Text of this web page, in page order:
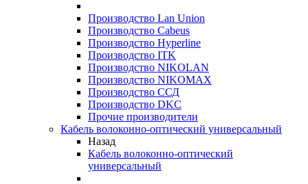
Производство Lan Union
Производство Cabeus
Производство Hyperline
Производство ITK
Производство NIKOLAN
Производство NIKOMAX
Производство ССД
Производство DKC
Прочие производители
Кабель волоконно-оптический универсальный
Назад
Кабель волоконно-оптический
универсальный